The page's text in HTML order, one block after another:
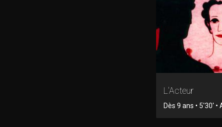
L'Acteur
Dès 9 ans • 5'30'